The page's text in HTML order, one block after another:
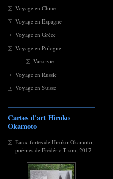
Voyage en Chine
Voyage en Espagne
Voyage en Grèce
Voyage en Pologne
Varsovie
Voyage en Russie
Voyage en Suisse
Cartes d'art Hiroko
Okamoto
Eaux-fortes de Hiroko Okamoto,
poèmes de Frédéric Tison, 2017